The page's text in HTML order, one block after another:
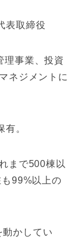
表取締役
理事業、投資
ネジメントに
。
まで500棟以
も99%以上の
かしてい